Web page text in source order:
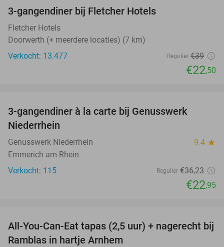
3-gangendiner bij Fletcher Hotels
Fletcher Hotels
Doorwerth (+ meerdere locaties) (7 km)
Verkocht: 13.477
Regulier €39
€22,50
3-gangendiner à la carte bij Genusswerk
Niederrhein
Genusswerk Niederrhein 9.4 star
Emmerich am Rhein
Verkocht: 115
Regulier €36,23
€22,95
34%
All-You-Can-Eat tapas (2,5 uur) + nagerecht bij
Ramblas in hartje Arnhem